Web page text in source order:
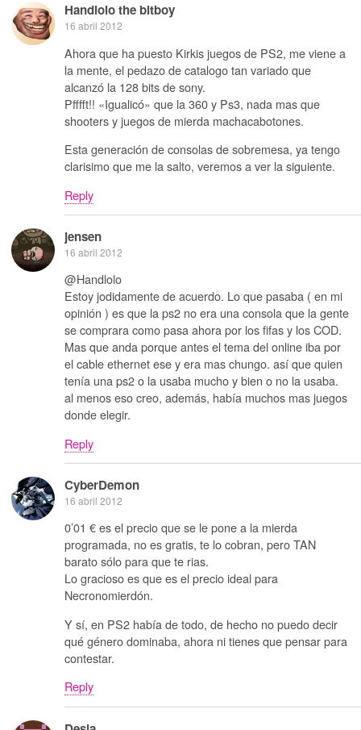
Handlolo the bitboy
16 abril 2012
Ahora que ha puesto Kirkis juegos de PS2, me viene a
la mente, el pedazo de catalogo tan variado que
alcanzó la 128 bits de sony.
Pfffft!! «Igualicó» que la 360 y Ps3, nada mas que
shooters y juegos de mierda machacabotones.
Esta generación de consolas de sobremesa, ya tengo
clarisimo que me la salto, veremos a ver la siguiente.
Reply
jensen
16 abril 2012
@Handlolo
Estoy jodidamente de acuerdo. Lo que pasaba ( en mi
opinión ) es que la ps2 no era una consola que la gente
se comprara como pasa ahora por los fifas y los COD.
Mas que anda porque antes el tema del online iba por
el cable ethernet ese y era mas chungo. así que quien
tenía una ps2 o la usaba mucho y bien o no la usaba.
al menos eso creo, además, había muchos mas juegos
donde elegir.
Reply
CyberDemon
16 abril 2012
0’01 € es el precio que se le pone a la mierda
programada, no es gratis, te lo cobran, pero TAN
barato sólo para que te rias.
Lo gracioso es que es el precio ideal para
Necronomierdón.
Y sí, en PS2 había de todo, de hecho no puedo decir
qué género dominaba, ahora ni tienes que pensar para
contestar.
Reply